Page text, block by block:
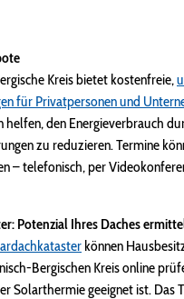
Kreis bietet kostenfreie,
für Privatpersonen und
helfen, den Energieverbrauch
zu reduzieren. Termine
– telefonisch, per
Potenzial Ihres Daches
können
Bergischen Kreis online
Solarthermie geeignet ist. Das